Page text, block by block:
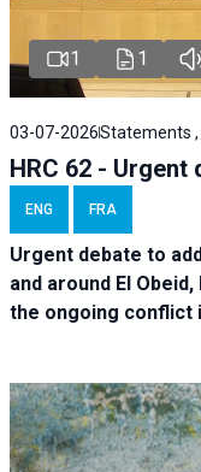
1 1
03-07-2026Statements ,
HRC 62 - Urgent
ENG FRA
Urgent debate to
and around El
the ongoing conflict